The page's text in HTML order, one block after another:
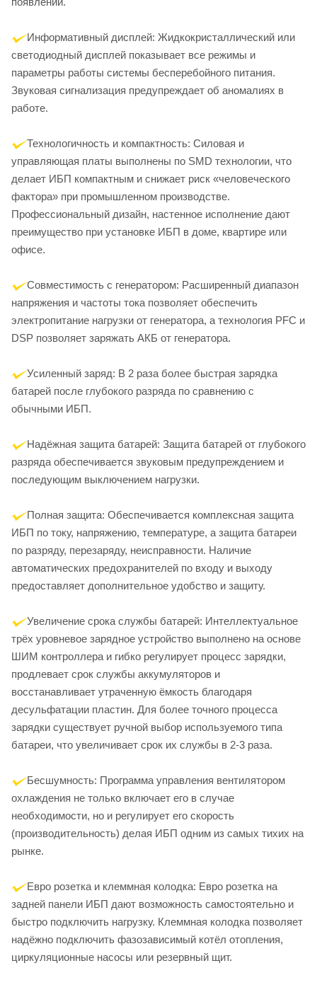
Информативный дисплей: Жидкокристаллический или
светодиодный дисплей показывает все режимы и
параметры работы системы бесперебойного питания.
Звуковая сигнализация предупреждает об аномалиях в
работе.
Технологичность и компактность: Силовая и
управляющая платы выполнены по SMD технологии, что
делает ИБП компактным и снижает риск «человеческого
фактора» при промышленном производстве.
Профессиональный дизайн, настенное исполнение дают
преимущество при установке ИБП в доме, квартире или
офисе.
Совместимость с генератором: Расширенный диапазон
напряжения и частоты тока позволяет обеспечить
электропитание нагрузки от генератора, а технология PFC и
DSP позволяет заряжать АКБ от генератора.
Усиленный заряд: В 2 раза более быстрая зарядка
батарей после глубокого разряда по сравнению с
обычными ИБП.
Надёжная защита батарей: Защита батарей от глубокого
разряда обеспечивается звуковым предупреждением и
последующим выключением нагрузки.
Полная защита: Обеспечивается комплексная защита
ИБП по току, напряжению, температуре, а защита батареи
по разряду, перезаряду, неисправности. Наличие
автоматических предохранителей по входу и выходу
предоставляет дополнительное удобство и защиту.
Увеличение срока службы батарей: Интеллектуальное
трёх уровневое зарядное устройство выполнено на основе
ШИМ контроллера и гибко регулирует процесс зарядки,
продлевает срок службы аккумуляторов и
восстанавливает утраченную ёмкость благодаря
десульфатации пластин. Для более точного процесса
зарядки существует ручной выбор используемого типа
батареи, что увеличивает срок их службы в 2-3 раза.
Бесшумность: Программа управления вентилятором
охлаждения не только включает его в случае
необходимости, но и регулирует его скорость
(производительность) делая ИБП одним из самых тихих на
рынке.
Евро розетка и клеммная колодка: Евро розетка на
задней панели ИБП дают возможность самостоятельно и
быстро подключить нагрузку. Клеммная колодка позволяет
надёжно подключить фазозависимый котёл отопления,
циркуляционные насосы или резервный щит.